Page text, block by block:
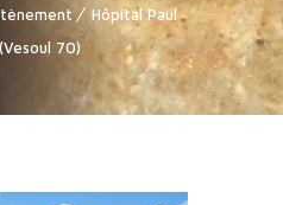
Hôpital Paul
70)